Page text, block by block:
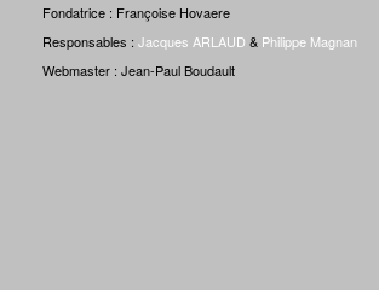
Fondatrice : Françoise Hovaere
Responsables : Jacques ARLAUD & Philippe Magnan
Webmaster : Jean-Paul Boudault